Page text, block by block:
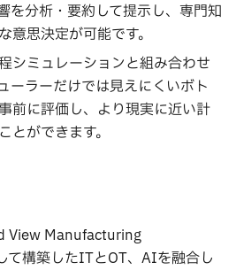
を分析・要約して提示し、専門知
意思決定が可能です。
シミュレーションと組み合わせ
ーラーだけでは見えにくいボト
前に評価し、より現実に近い計
とができます。
View Manufacturing
て構築したITとOT、AIを融合し